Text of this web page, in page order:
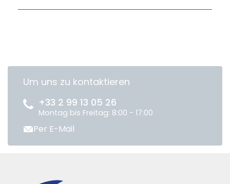
Um uns zu kontaktieren
+33 2 99 13 05 26
Montag bis Freitag: 8:00 - 17:00
Per E-Mail